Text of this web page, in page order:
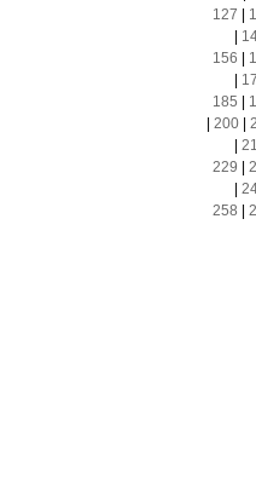
127
156
185
200|
229
258